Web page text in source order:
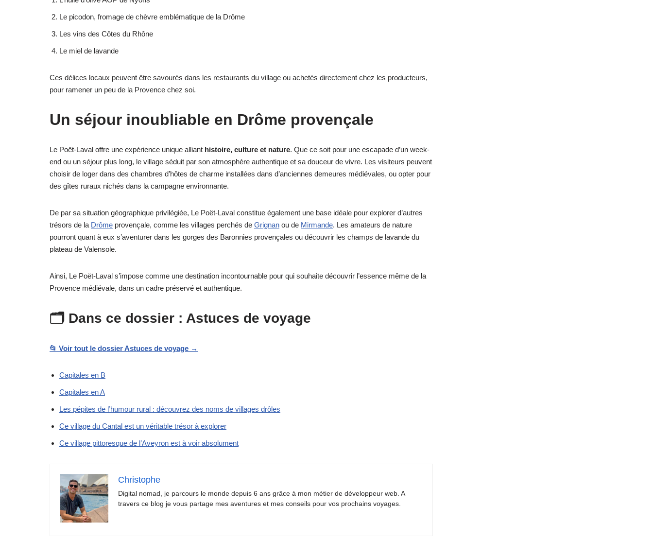
Le picodon, fromage de chèvre emblématique de la Drôme
Les vins des Côtes du Rhône
Le miel de lavande
Ces délices locaux peuvent être savourés dans les restaurants du village ou achetés directement chez les producteurs,
pour ramener un peu de la Provence chez soi.
Un séjour inoubliable en Drôme provençale
Le Poët-Laval offre une expérience unique alliant histoire, culture et nature. Que ce soit pour une escapade d’un week-
end ou un séjour plus long, le village séduit par son atmosphère authentique et sa douceur de vivre. Les visiteurs peuvent
choisir de loger dans des chambres d’hôtes de charme installées dans d’anciennes demeures médiévales, ou opter pour
des gîtes ruraux nichés dans la campagne environnante.
De par sa situation géographique privilégiée, Le Poët-Laval constitue également une base idéale pour explorer d’autres
trésors de la Drôme provençale, comme les villages perchés de Grignan ou de Mirmande. Les amateurs de nature
pourront quant à eux s’aventurer dans les gorges des Baronnies provençales ou découvrir les champs de lavande du
plateau de Valensole.
Ainsi, Le Poët-Laval s’impose comme une destination incontournable pour qui souhaite découvrir l’essence même de la
Provence médiévale, dans un cadre préservé et authentique.
🗂️ Dans ce dossier : Astuces de voyage
📂 Voir tout le dossier Astuces de voyage →
Capitales en B
Capitales en A
Les pépites de l’humour rural : découvrez des noms de villages drôles
Ce village du Cantal est un véritable trésor à explorer
Ce village pittoresque de l’Aveyron est à voir absolument
Christophe
Digital nomad, je parcours le monde depuis 6 ans grâce à mon métier de développeur web. A
travers ce blog je vous partage mes aventures et mes conseils pour vos prochains voyages.